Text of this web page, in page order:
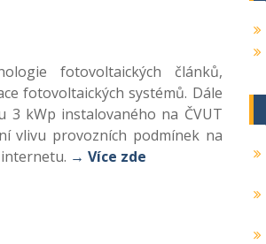
fotovoltaických článků,
fotovoltaických systémů. Dále
3 kWp instalovaného na ČVUT
vlivu provozních podmínek na
→ Více zde